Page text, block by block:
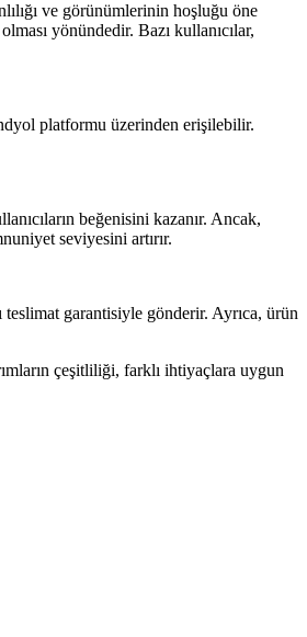
ve görünümlerinin hoşluğu öne
yönündedir. Bazı kullanıcılar,
platformu üzerinden erişilebilir.
beğenisini kazanır. Ancak,
seviyesini artırır.
garantisiyle gönderir. Ayrıca, ürün
çeşitliliği, farklı ihtiyaçlara uygun